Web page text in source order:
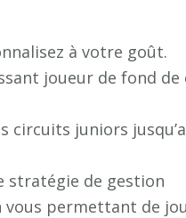
à votre goût.
joueur de fond de
circuits juniors
stratégie de gestion
vous permettant de